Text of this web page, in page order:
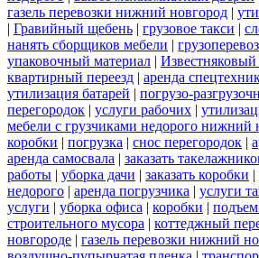
газель перевозки нижний новгород |
| Гравийный щебень | грузовое такси |
нанять сборщиков мебели |
упаковочный материал |
квартирный переезд | аренда
утилизация батарей | погрузо-
перегородок | услуги рабочих |
мебели с грузчиками недорого нижний
коробки | погрузка | снос перегородок |
аренда самосвала | заказать
работы | уборка дачи | заказать коробки |
недорого | аренда погрузчика | услуги
услуги | уборка офиса | коробки |
строительного мусора | коттеджный
новгороде | газель перевозки нижний